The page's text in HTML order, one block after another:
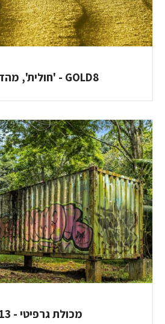
GOLD8 - 'חולית', מהדורת זהב
מכולת גרפיטי - AMB13